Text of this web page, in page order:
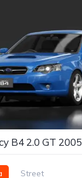
B4 2.0 GT 2005
Street